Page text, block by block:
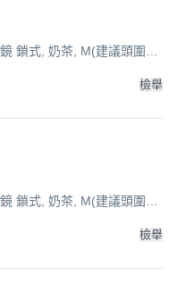
鎖式, 奶茶, M(建議頭圍
檢舉
鎖式, 奶茶, M(建議頭圍
檢舉